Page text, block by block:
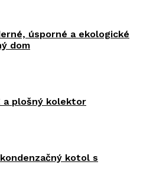
úsporné a ekologické
dom
a plošný kolektor
kotol s